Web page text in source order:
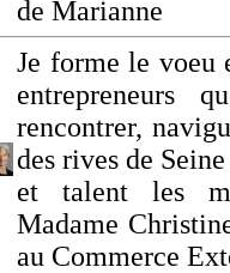
de Marianne
Je forme le voeu
entrepreneurs
rencontrer,
des rives de
et talent les
Madame
au Commerce